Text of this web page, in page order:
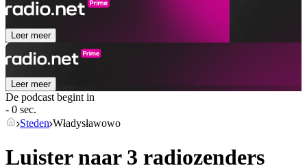
Leer meer
Leer meer
De podcast begint in
- 0 sec.
Steden Władysławowo
Luister naar 3 radiozenders